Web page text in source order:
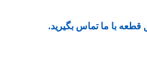
با ما تماس بگیرید.